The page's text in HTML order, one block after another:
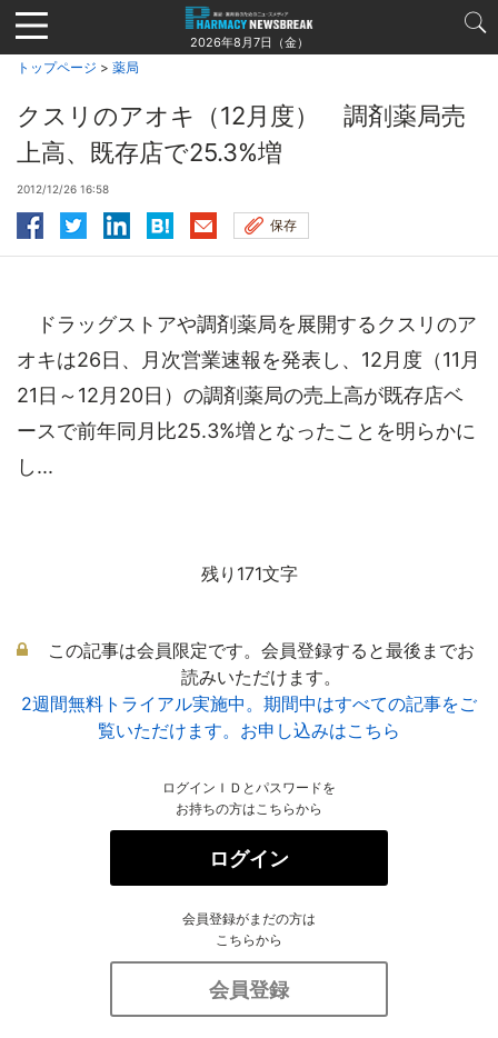
Jump
to
navigation
2026年8月7日（金）
トップページ > 薬局
クスリのアオキ（12月度） 調剤薬局売
上高、既存店で25.3%増
2012/12/26 16:58
保存
ドラッグストアや調剤薬局を展開するクスリのア
オキは26日、月次営業速報を発表し、12月度（11月
21日～12月20日）の調剤薬局の売上高が既存店ベ
ースで前年同月比25.3%増となったことを明らかに
し...
残り171文字
この記事は会員限定です。会員登録すると最後までお
読みいただけます。
2週間無料トライアル実施中。期間中はすべての記事をご
覧いただけます。お申し込みはこちら
ログインＩＤとパスワードを
お持ちの方はこちらから
ログイン
会員登録がまだの方は
こちらから
会員登録